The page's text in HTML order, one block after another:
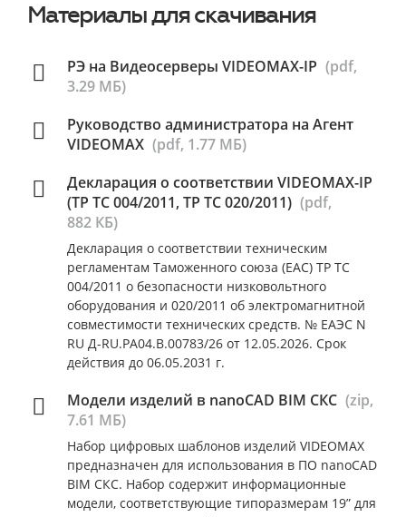
Материалы для скачивания
РЭ на Видеосерверы VIDEOMAX-IP (pdf,
3.29 МБ)
Руководство администратора на Агент
VIDEOMAX (pdf, 1.77 МБ)
Декларация о соответствии VIDEOMAX-IP
(ТР ТС 004/2011, ТР ТС 020/2011) (pdf,
882 КБ)
Декларация о соответствии техническим
регламентам Таможенного союза (ЕАС) ТР ТС
004/2011 о безопасности низковольтного
оборудования и 020/2011 об электромагнитной
совместимости технических средств. № ЕАЭС N
RU Д-RU.РА04.В.00783/26 от 12.05.2026. Срок
действия до 06.05.2031 г.
Модели изделий в nanoCAD BIM СКС (zip,
7.61 МБ)
Набор цифровых шаблонов изделий VIDEOMAX
предназначен для использования в ПО nanoCAD
BIM СКС. Набор содержит информационные
модели, соответствующие типоразмерам 19” для